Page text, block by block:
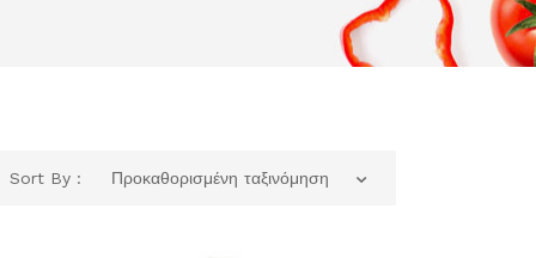
Sort By : Προκαθορισμένη ταξινόμηση